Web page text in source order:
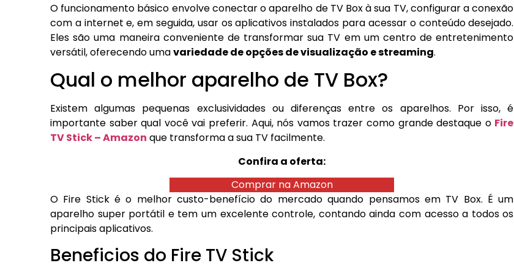
O funcionamento básico envolve conectar o aparelho de TV Box à sua TV, configurar a conexão
com a internet e, em seguida, usar os aplicativos instalados para acessar o conteúdo desejado.
Eles são uma maneira conveniente de transformar sua TV em um centro de entretenimento
versátil, oferecendo umavariedade de opções de visualização e streaming.
Qual o melhor aparelho de TV Box?
Existem algumas pequenas exclusividades ou diferenças entre os aparelhos. Por isso, é
importante saber qual você vai preferir. Aqui, nós vamos trazer como grande destaque o Fire
TV Stick – Amazon que transforma a sua TV facilmente.
Confira a oferta:
Comprar na Amazon
O Fire Stick é o melhor custo-benefício do mercado quando pensamos em TV Box. É um
aparelho super portátil e tem um excelente controle, contando ainda com acesso a todos os
principais aplicativos.
Beneficios do Fire TV Stick